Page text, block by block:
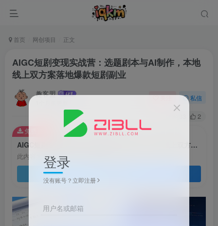
首页 网创项目 正文
AIGC短剧变现实战营：选题剧本与AI制作，本地
线上双方案落地爆款短剧副业
趣客盟 关注 私信
2
AIGC短剧变现实战营：选题剧本与AI制作，本地线上双方案落地爆款短剧副业
此内容为免费资源，请登录后查看
免费资源
登录
没有账号？立即注册
用户名或邮箱